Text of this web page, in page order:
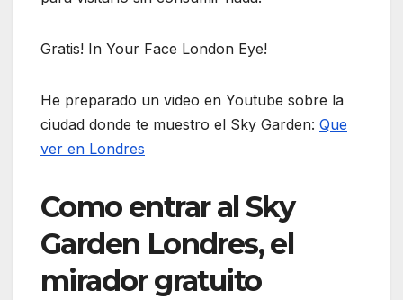
Gratis! In Your Face London Eye!
He preparado un video en Youtube sobre la
ciudad donde te muestro el Sky Garden: Que
ver en Londres
Como entrar al Sky
Garden Londres, el
mirador gratuito